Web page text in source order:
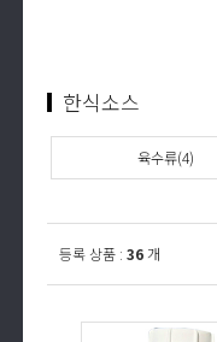
한식소스
육수류(4)
등록 상품 : 36 개